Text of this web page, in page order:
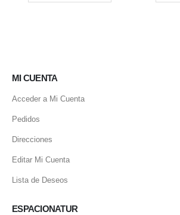
MI CUENTA
Acceder a Mi Cuenta
Pedidos
Direcciones
Editar Mi Cuenta
Lista de Deseos
ESPACIONATUR